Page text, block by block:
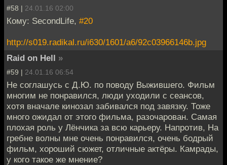
#58 | 24.01.16 02:00
Кому: SecondLife, #20
http://s019.radikal.ru/i630/1601/a6/92c03966146b.jpg
Raid on Hell »
#59 | 24.01.16 06:54
Не соглашусь с Д.Ю. по поводу Выжившего. Фильм
многим не понравился, люди уходили с сеансов,
хотя вначале кинозал забивался под завязку. Тоже
много ожидал от этого фильма, разочарован. Самая
плохая роль у Лёнчика за всю карьеру. Напротив, На
гребне волны мне очень понравился, очень бодрый
фильм, хороший сюжет, отличные актёры. Камрады,
у кого такое же мнение?